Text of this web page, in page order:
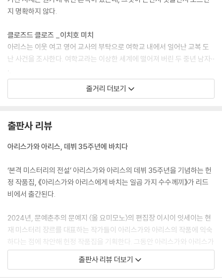
학생도 많이 대해 봤을 테고.”
다른 생물이야.’
“봐, 그렇게 함축적인 표현이 자연스럽게 나오잖아.”
이번에는 실로 당당하게 하품 소리를 냈다. 어이.
“아마 이런 사정이 아닐까 싶은, 현실적인 설명을 붙일 수는 있습니다.”
“꼭 듣고 싶습니다.”
“낭만이고 뭐고 없는데요, 기묘한 경험을 했다는 추억 그대로 남겨 두는 게
“괜찮습니다. 친구는 무서워서 다시는 그 산에 오르고 싶지 않다고 했으니,
눈으로는 히무라를 도전적으로 바라보면서도 입으로는 그렇게 말했다.
그럼, 하고 히무라가 글라스를 내려놓고 천천히 입을 열었다.
--- 「오리가미 교야, 〈히무라 히데오에게 바치는 괴담〉」 중에서
남자가 갑자기 웃음을 터뜨렸다.
“이 정도면 병이야. 진지한 얼굴로 엉뚱한 가설을 말해 주는 파트너가 없으
면 아무 생각도 못하는 체질이 되어 버린 모양이군.”
남자는 새치가 희끗한 머리를 넘기며 말을 이었다.
“혹시 시간 있으십니까? 조금 더 조용한 곳에서 한잔하시죠. 비용은 내겠
지 명확하지 않다.
클로즈드 클로즈 _이치호 미치
아리스는 이웃 여고 영어 교사의 부탁으로 여학교 내에서 일어난 교복 도
난 사건을 조사한다. 여학교라는 이상한 세계에 떨어져 버린 두 중년 남자··
히무라 히데오에게 바치는 괴담 _오리가미 교야
적인 설명을 덧붙이는데.
블랙 미러 _시라이 도모유키
그저 그런 직장을 다니면서 추리소설 작가를 꿈꾸는 '나'는, 우연히 대학 시
절 미스터리 연구회에서 함께했던 동창 에이지를 만난다. 하지만 갑작스러
운 살인 사건에 휘말리는데.
아리스가와 아리스 안티의 수수께끼 _유키 하루오
미스터리 작가 '나'는 취재 여행을 떠난 곳에서, 미스터리한 사연을 듣게 된
다. 아리스가와 아리스의 소설을 그토록 싫어하면서, 전부 읽어 버린 이유
는 무얼까?
행각승 지장 스님의 낭패 _아쓰카와 다쓰미
줄거리 더보기
출판사 리뷰
아리스가와 아리스, 데뷔 35주년에 바치다
‘본격 미스터리의 전설’ 아리스가와 아리스의 데뷔 35주년을 기념하는 헌
정 작품집, 《아리스가와 아리스에게 바치는 일곱 가지 수수께끼》가 리드
비에서 출간된다.
2024년, 문예춘추의 문예지 〈올 요미모노〉의 편집장 이시이 잇세이는 현
재 미스터리 장르를 대표하는 작가들이 아리스가와 아리스의 작품에 익숙
하다는 점에 착안해 헌정 작품집을 기획한다. 그동안 아리스가와 아리스가
그려 온 캐릭터나 설정, 세계관 즉, ‘아리스가와 월드’를 자유롭게 이용한다
는 규칙이 담긴 기획이었다.
출판사 리뷰 더보기